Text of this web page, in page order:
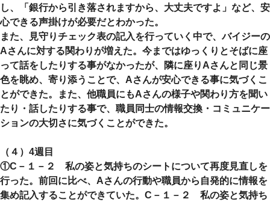
し、「銀行から引き落されますから、大丈夫ですよ」など、安
心できる声掛けが必要だとわかった。
また、見守りチェック表の記入を行っていく中で、バイジーの
Aさんに対する関わりが増えた。今まではゆっくりとそばに座
って話をしたりする事がなかったが、隣に座りAさんと同じ景
色を眺め、寄り添うことで、Aさんが安心できる事に気づくこ
とができた。また、他職員にもAさんの様子や関わり方を聞い
たり・話したりする事で、職員同士の情報交換・コミュニケー
ションの大切さに気づくことができた。
（４）4週目
①C－１－２ 私の姿と気持ちのシートについて再度見直しを
行った。前回に比べ、Aさんの行動や職員から自発的に情報を
集め記入することができていた。C－１－２ 私の姿と気持ち